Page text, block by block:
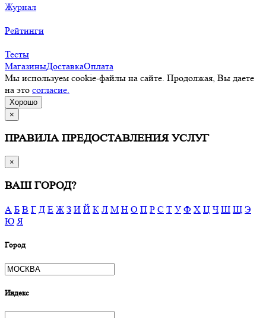
Журнал
Рейтинги
Тесты
МагазиныДоставкаОплата
Мы используем cookie-файлы на сайте. Продолжая, Вы даете
на это согласие.
Хорошо
×
ПРАВИЛА ПРЕДОСТАВЛЕНИЯ УСЛУГ
×
ВАШ ГОРОД?
А Б В Г Д Е Ж З И Й К Л М Н О П Р С Т У Ф Х Ц Ч Ш Щ Э
Ю Я
Город
Индекс